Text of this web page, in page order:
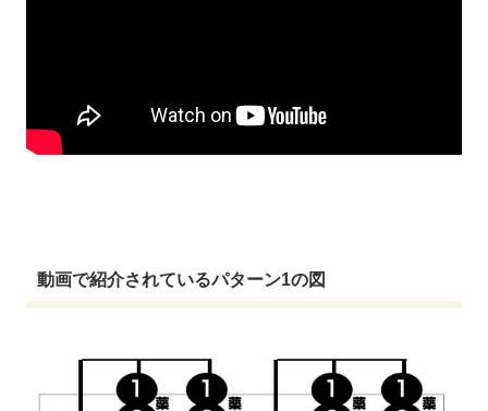
動画で紹介されているパターン1の図